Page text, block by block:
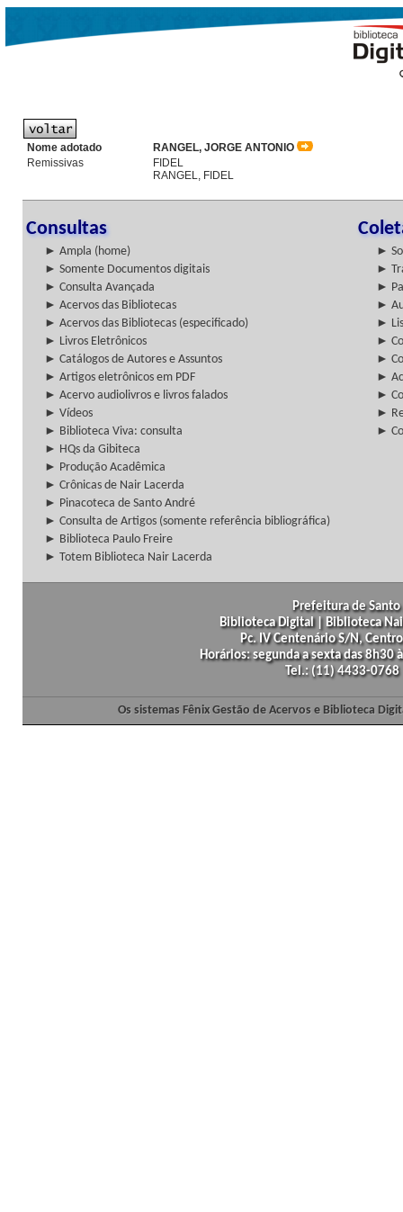
Nome adotado
RANGEL, JORGE ANTONIO
Remissivas
FIDEL
RANGEL, FIDEL
Consultas
► Ampla (home)
►
► Somente Documentos digitais
►
► Consulta Avançada
►
► Acervos das Bibliotecas
►
► Acervos das Bibliotecas (especificado)
►
► Livros Eletrônicos
►
► Catálogos de Autores e Assuntos
►
► Artigos eletrônicos em PDF
►
► Acervo audiolivros e livros falados
►
► Vídeos
►
► Biblioteca Viva: consulta
►
► HQs da Gibiteca
► Produção Acadêmica
► Crônicas de Nair Lacerda
► Pinacoteca de Santo André
► Consulta de Artigos (somente referência bibliográfica)
► Biblioteca Paulo Freire
► Totem Biblioteca Nair Lacerda
Prefeitura de
Biblioteca Digital | Biblioteca
Pc. IV Centenário S/N,
Horários: segunda a sexta das
Tel.: (11) 4433-
Os sistemas Fênix Gestão de Acervos e Biblioteca